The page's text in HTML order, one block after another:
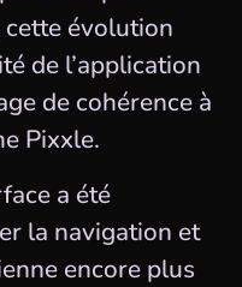
évolution
de l’application
de cohérence à
Pixxle.
a été
la navigation et
encore plus